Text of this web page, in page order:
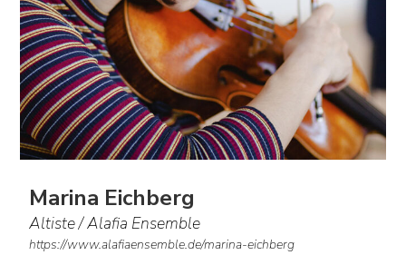
Marina Eichberg
Altiste / Alafia Ensemble
https://www.alafiaensemble.de/marina-eichberg